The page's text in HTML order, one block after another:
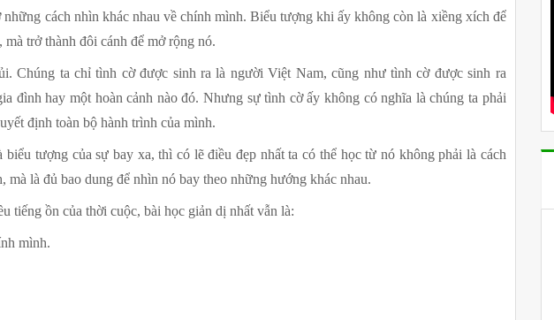
cách nhìn khác nhau về chính mình. Biểu tượng khi ấy không còn là xiềng xích để
trở thành đôi cánh để mở rộng nó.
Chúng ta chỉ tình cờ được sinh ra là người Việt Nam, cũng như tình cờ được sinh ra
đình hay một hoàn cảnh nào đó. Nhưng sự tình cờ ấy không có nghĩa là chúng ta phải
định toàn bộ hành trình của mình.
tượng của sự bay xa, thì có lẽ điều đẹp nhất ta có thể học từ nó không phải là cách
mà là đủ bao dung để nhìn nó bay theo những hướng khác nhau.
tiếng ồn của thời cuộc, bài học giản dị nhất vẫn là:
mình.